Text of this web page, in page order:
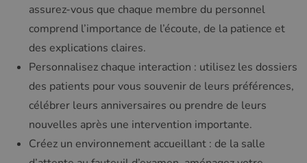
assurez-vous que chaque membre du personnel
comprend l’importance de l’écoute, de la patience et
des explications claires.
Personnalisez chaque interaction : utilisez les dossiers
des patients pour vous souvenir de leurs préférences,
célébrer leurs anniversaires ou prendre de leurs
nouvelles après une intervention importante.
Créez un environnement accueillant : de la salle